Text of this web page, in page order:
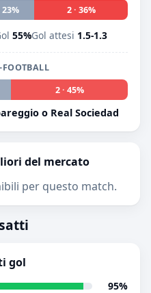
23% 2 · 36%
55%Gol attesi 1.5-1.3
2 · 45%
o Real Sociedad
del mercato
per questo match.
gol
95%